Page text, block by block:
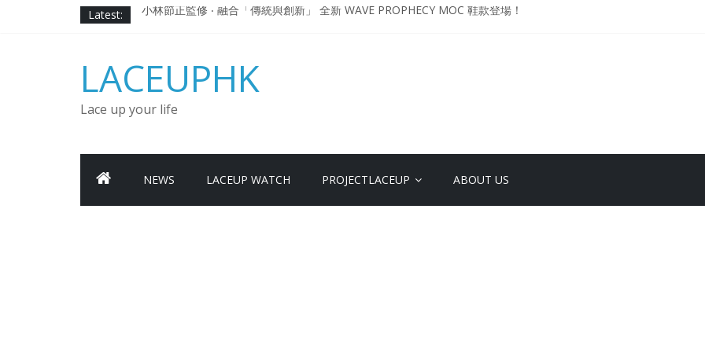
Latest:
小林節正監修 ‧ 融合「傳統與創新」 全新 WAVE PROPHECY MOC 鞋款登場！
由 Black Excellence 重新定義藝術時代單色調的影響力 New Balance x Joe Freshgoods MADE in USA 990v4
日本東京都創作分部提案 NEW BALANCE / TOKYO DESIGN STUDIO ML610 SLIP-ON
LACEUPHK
Lace up your life
NEWS LACEUP WATCH PROJECTLACEUP ABOUT US